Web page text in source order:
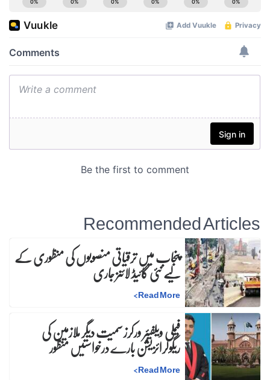
Recommended Articles
پنجاب میں ترقیاتی منصوبوں کی منظوری کے
لیے نئی گائیڈ لائنز جاری
Read More
>
فیملی ویلفیئر ورکرز سمیت دیگر ملازمین کی
ریگولرائزیشن بارے درخواستیں منظور
Read More
>